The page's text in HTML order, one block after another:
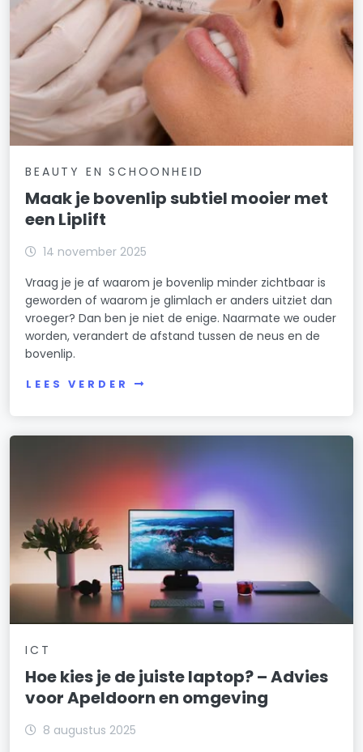
BEAUTY EN SCHOONHEID
Maak je bovenlip subtiel mooier met
een Liplift
14 november 2025
Vraag je je af waarom je bovenlip minder zichtbaar is
geworden of waarom je glimlach er anders uitziet dan
vroeger? Dan ben je niet de enige. Naarmate we ouder
worden, verandert de afstand tussen de neus en de
bovenlip.
LEES VERDER
ICT
Hoe kies je de juiste laptop? – Advies
voor Apeldoorn en omgeving
8 augustus 2025